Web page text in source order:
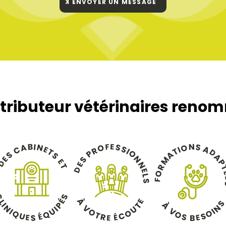
ENVOYER UN MESSAGE
vétérinaires
ESCABINETS
E
T
I
NIQUES ÉQU
I
P
É
S
D
E
S
PROFESSION
N
E
L
S
À
VOTRE ÉCOUT
E
F
O
R
M
ATIONS ADAP
À
VOS BESOI
N
S